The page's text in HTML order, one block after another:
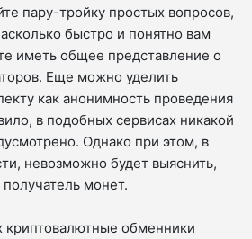
пару-тройку простых вопросов,
быстро и понятно вам
иметь общее представление о
Еще можно уделить
как анонимность проведения
в подобных сервисах никакой
Однако при этом, в
невозможно будет выяснить,
монет.
криптовалютные обменники